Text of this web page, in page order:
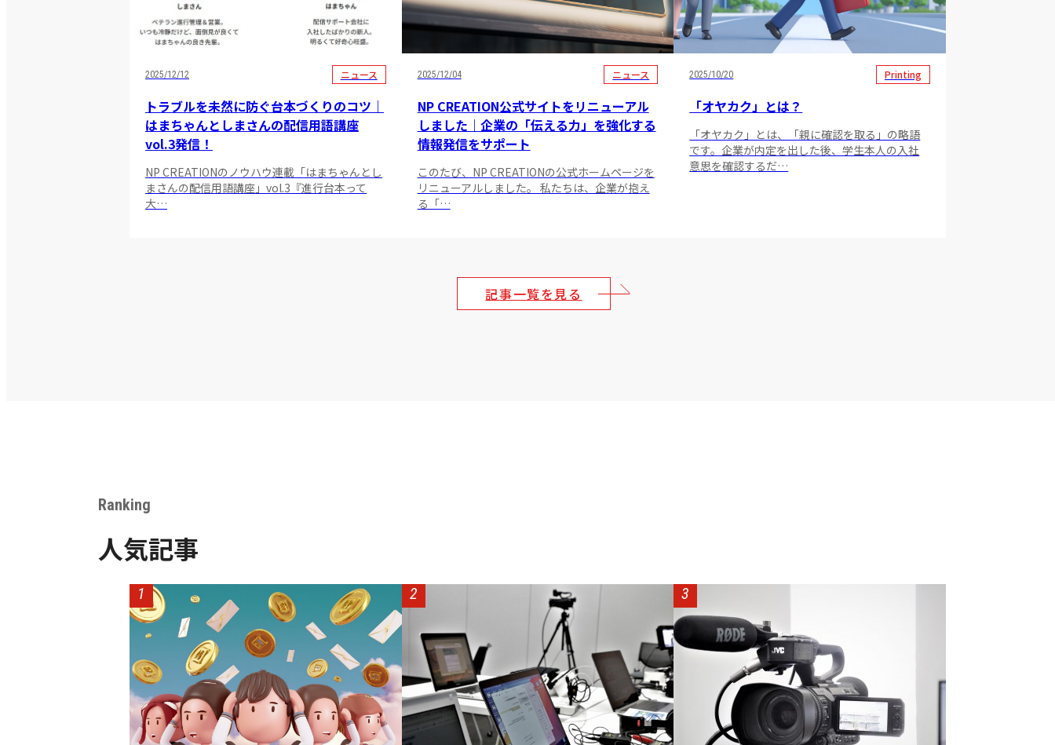
2025/12/12 ニュース
トラブルを未然に防ぐ台本づくりのコツ｜
はまちゃんとしまさんの配信用語講座
vol.3発信！
NP CREATIONのノウハウ連載「はまちゃんとし
まさんの配信用語講座」vol.3『進行台本って
大…
2025/12/04 ニュース
NP CREATION公式サイトをリニューアル
しました｜企業の「伝える力」を強化する
情報発信をサポート
このたび、NP CREATIONの公式ホームページを
リニューアルしました。 私たちは、企業が抱え
る「…
2025/10/20 Printing
「オヤカク」とは？
「オヤカク」とは、「親に確認を取る」の略語
です。企業が内定を出した後、学生本人の入社
意思を確認するだ…
記事一覧を見る
Ranking
人気記事